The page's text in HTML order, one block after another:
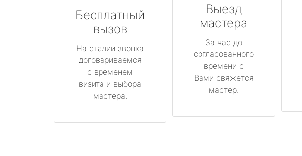
Бесплатный
вызов
На стадии звонка
договариваемся
с временем
визита и выбора
мастера.
Выезд
мастера
За час до
согласованного
времени с
Вами свяжется
мастер.